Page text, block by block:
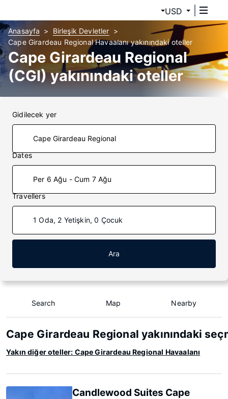
USD
Anasayfa
Birleşik Devletler
Cape Girardeau Regional Havaalanı yakınındaki oteller
Cape Girardeau Regional
(CGI) yakınındaki oteller
Gidilecek yer
Dates
Per 6 Ağu - Cum 7 Ağu
Travellers
1 Oda, 2 Yetişkin, 0 Çocuk
Ara
Search Map Nearby
Cape Girardeau Regional yakınındaki
Yakın diğer oteller: Cape Girardeau Regional Havaalanı
Candlewood Suites Cape